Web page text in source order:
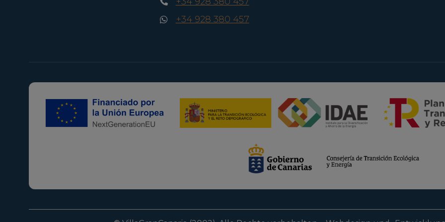
+34 928 380 457